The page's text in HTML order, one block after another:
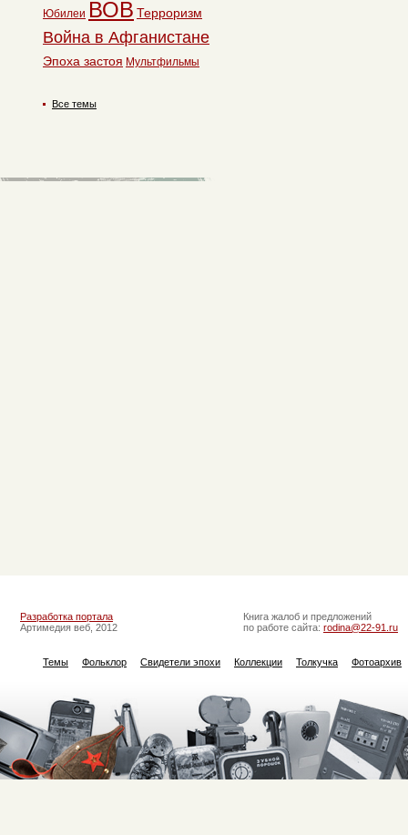
Юбилеи ВОВ Терроризм
Война в Афганистане
Эпоха застоя Мультфильмы
Все темы
Разработка портала
Артимедия веб, 2012
Книга жалоб и предложений
по работе сайта: rodina@22-91.ru
Темы Фольклор Свидетели эпохи Коллекции Толкучка Фотоархив